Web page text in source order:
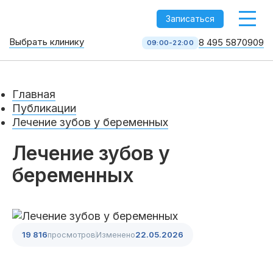
Записаться
8 495 587 09 09
Услуги
Выбрать клинику 09:00-22:00 8 495 5870909
Главная
Публикации
Лечение зубов у беременных
Лечение зубов у
беременных
19 816просмотровИзменено22.05.2026